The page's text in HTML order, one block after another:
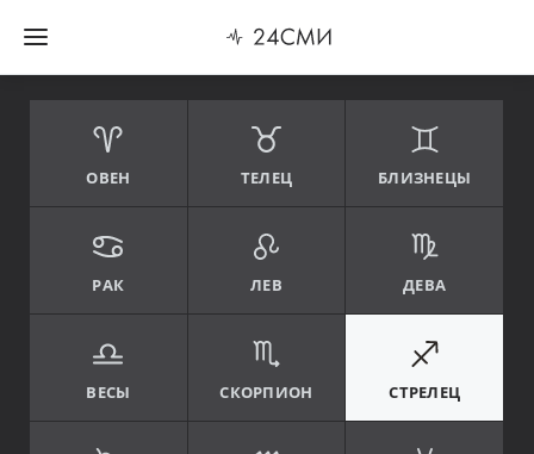
ОВЕН ТЕЛЕЦ БЛИЗНЕЦЫ
РАК ЛЕВ ДЕВА
ВЕСЫ СКОРПИОН СТРЕЛЕЦ